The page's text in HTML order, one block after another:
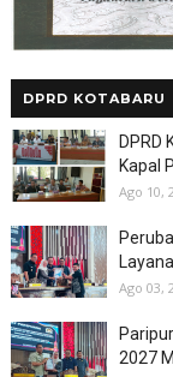
DPRD KOTABARU
DPRD
Kapal
Ago 10,
Ago 03,
2027